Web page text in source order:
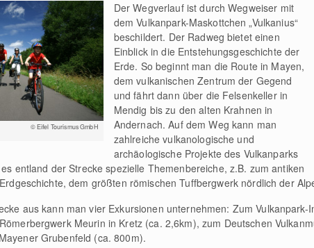
© Eifel Tourismus GmbH
Der Wegverlauf ist durch Wegweiser mit
dem Vulkanpark-Maskottchen „Vulkanius“
beschildert. Der Radweg bietet einen
Einblick in die Entstehungsgeschichte der
Erde. So beginnt man die Route in Mayen,
dem vulkanischen Zentrum der Gegend
und fährt dann über die Felsenkeller in
Mendig bis zu den alten Krahnen in
Andernach. Auf dem Weg kann man
zahlreiche vulkanologische und
archäologische Projekte des Vulkanparks
entland der Strecke spezielle Themenbereiche, z.B. zum antiken
dem größten römischen Tuffbergwerk nördlich der
aus kann man vier Exkursionen unternehmen: Zum
Meurin in Kretz (ca. 2,6km), zum Deutschen
Grubenfeld (ca. 800m).